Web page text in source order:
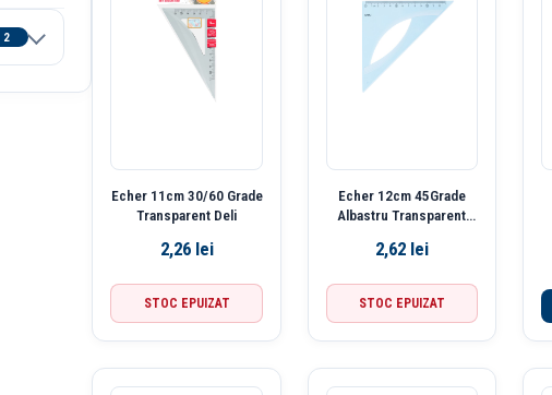
Echer 11cm 30/60 Grade
Transparent Deli
2,26 lei
STOC EPUIZAT
Echer 12cm 45Grade
Albastru Transparent
2,62 lei
STOC EPUIZAT
2